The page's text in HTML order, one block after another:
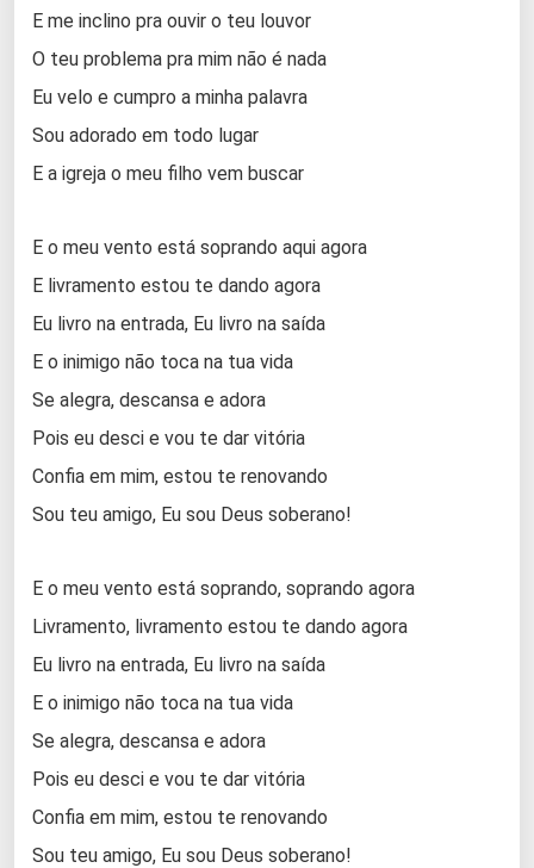
E me inclino pra ouvir o teu louvor
O teu problema pra mim não é nada
Eu velo e cumpro a minha palavra
Sou adorado em todo lugar
E a igreja o meu filho vem buscar
E o meu vento está soprando aqui agora
E livramento estou te dando agora
Eu livro na entrada, Eu livro na saída
E o inimigo não toca na tua vida
Se alegra, descansa e adora
Pois eu desci e vou te dar vitória
Confia em mim, estou te renovando
Sou teu amigo, Eu sou Deus soberano!
E o meu vento está soprando, soprando agora
Livramento, livramento estou te dando agora
Eu livro na entrada, Eu livro na saída
E o inimigo não toca na tua vida
Se alegra, descansa e adora
Pois eu desci e vou te dar vitória
Confia em mim, estou te renovando
Sou teu amigo, Eu sou Deus soberano!